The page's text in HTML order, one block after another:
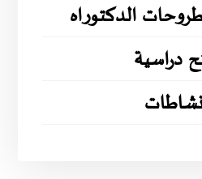
الدكتوراه
دراسية